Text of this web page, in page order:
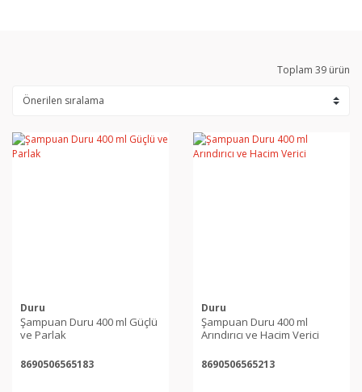
Toplam 39 ürün
Duru
Şampuan Duru 400 ml Güçlü
ve Parlak
8690506565183
Duru
Şampuan Duru 400 ml
Arındırıcı ve Hacim Verici
8690506565213